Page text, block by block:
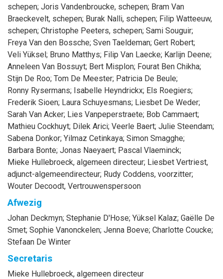
schepen; Joris Vandenbroucke, schepen; Bram Van
Braeckevelt, schepen; Burak Nalli, schepen; Filip Watteeuw,
schepen; Christophe Peeters, schepen; Sami Souguir;
Freya Van den Bossche; Sven Taeldeman; Gert Robert;
Veli Yüksel; Bruno Matthys; Filip Van Laecke; Karlijn Deene;
Anneleen Van Bossuyt; Bert Misplon; Fourat Ben Chikha;
Stijn De Roo; Tom De Meester; Patricia De Beule;
Ronny Rysermans; Isabelle Heyndrickx; Els Roegiers;
Frederik Sioen; Laura Schuyesmans; Liesbet De Weder;
Sarah Van Acker; Lies Vanpeperstraete; Bob Cammaert;
Mathieu Cockhuyt; Dilek Arici; Veerle Baert; Julie Steendam;
Sabena Donkor; Yilmaz Cetinkaya; Simon Smagghe;
Barbara Bonte; Jonas Naeyaert; Pascal Vlaeminck;
Mieke Hullebroeck, algemeen directeur; Liesbet Vertriest,
adjunct-algemeendirecteur; Rudy Coddens, voorzitter;
Wouter Decoodt, Vertrouwenspersoon
Afwezig
Johan Deckmyn; Stephanie D'Hose; Yüksel Kalaz; Gaëlle De
Smet; Sophie Vanonckelen; Jenna Boeve; Charlotte Coucke;
Stefaan De Winter
Secretaris
Mieke Hullebroeck, algemeen directeur